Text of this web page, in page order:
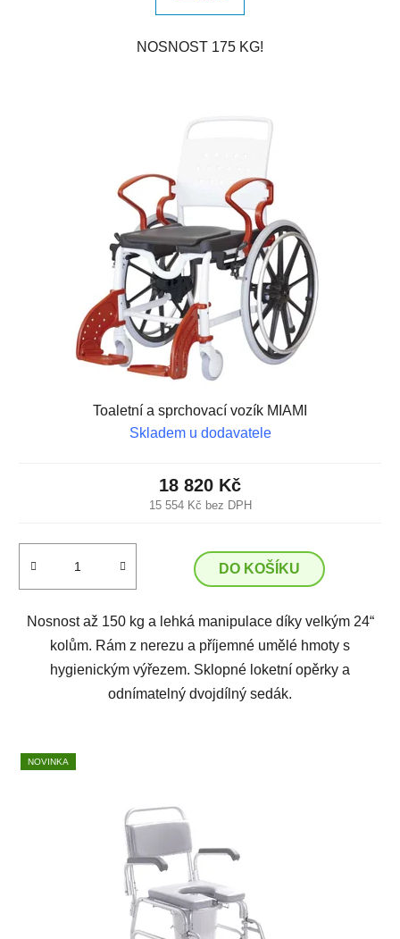
NOSNOST 175 KG!
Toaletní a sprchovací vozík MIAMI
Skladem u dodavatele
15 554 Kč bez DPH
18 820 Kč
DO KOŠÍKU
Nosnost až 150 kg a lehká manipulace díky velkým 24“
kolům. Rám z nerezu a příjemné umělé hmoty s
hygienickým výřezem. Sklopné loketní opěrky a
odnímatelný dvojdílný sedák.
NOVINKA